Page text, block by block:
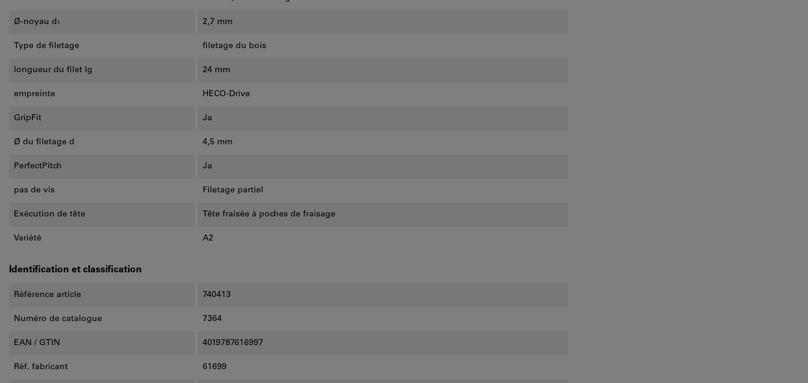
Ø-noyau d₁ 2,7 mm
Type de filetage filetage du bois
longueur du filet lg 24 mm
empreinte HECO-Drive
GripFit Ja
Ø du filetage d 4,5 mm
PerfectPitch Ja
pas de vis Filetage partiel
Exécution de tête Tête fraisée à poches de fraisage
Variété A2
Identification et classification
Référence article 740413
Numéro de catalogue 7364
EAN / GTIN 4019787616997
Réf. fabricant 61699